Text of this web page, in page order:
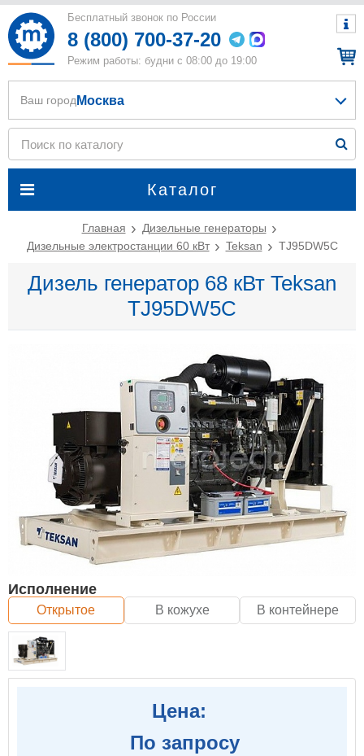
Бесплатный звонок по России
8 (800) 700-37-20
Режим работы: будни с 08:00 до 19:00
Каталог
Ваш город Москва
Главная
Дизельные генераторы
Дизельные электростанции 60 кВт
Teksan TJ95DW5C
Дизель генератор 68 кВт Teksan
TJ95DW5C
Исполнение
Открытое В кожухе В контейнере
Цена:
По запросу